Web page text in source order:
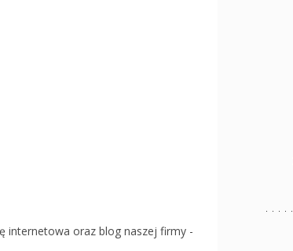
internetowa oraz blog naszej firmy -